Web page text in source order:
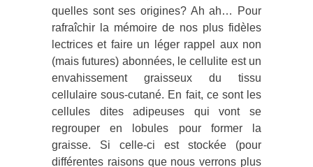
quelles sont ses origines? Ah ah… Pour
rafraîchir la mémoire de nos plus fidèles
lectrices et faire un léger rappel aux non
(mais futures) abonnées, le cellulite est un
envahissement graisseux du tissu
cellulaire sous-cutané. En fait, ce sont les
cellules dites adipeuses qui vont se
regrouper en lobules pour former la
graisse. Si celle-ci est stockée (pour
différentes raisons que nous verrons plus